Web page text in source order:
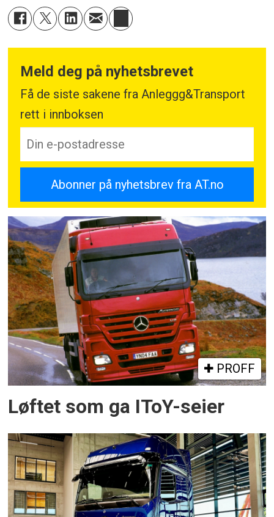
Meld deg på nyhetsbrevet
Få de siste sakene fra Anleggg&Transport
rett i innboksen
PROFF
Løftet som ga IToY-seier